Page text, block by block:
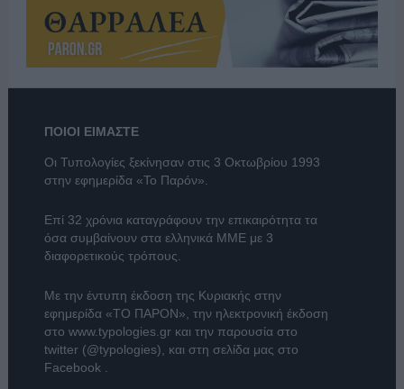
ΠΟΙΟΙ ΕΙΜΑΣΤΕ
Οι Τυπολογίες ξεκίνησαν στις 3 Οκτωβρίου 1993
στην εφημερίδα «Το Παρόν».
Επί 32 χρόνια καταγράφουν την επικαιρότητα τα
όσα συμβαίνουν στα ελληνικά ΜΜΕ με 3
διαφορετικούς τρόπους.
Με την έντυπη έκδοση της Κυριακής στην
εφημερίδα «ΤΟ ΠΑΡΟΝ», την ηλεκτρονική έκδοση
στο www.typologies.grκαι την παρουσία στο
twitter (@typologies), και στη σελίδα μας στο
Facebook .